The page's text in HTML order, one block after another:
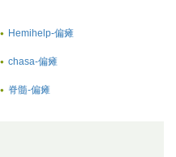
Hemihelp-偏瘫
chasa-偏瘫
脊髓-偏瘫